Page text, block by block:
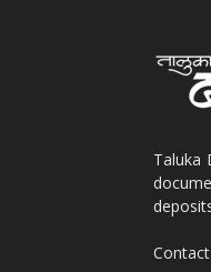
Taluka